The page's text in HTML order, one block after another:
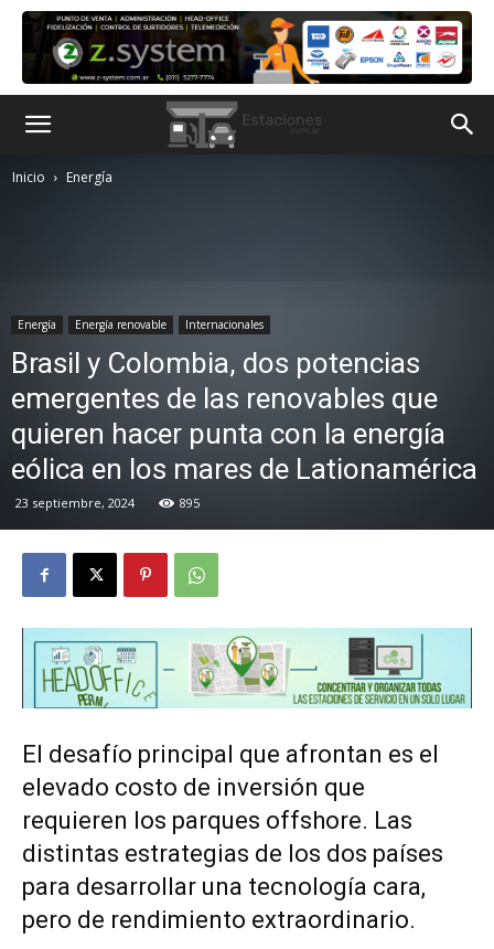
Inicio Energía
Energía Energía renovable Internacionales
Brasil y Colombia, dos potencias
emergentes de las renovables que
quieren hacer punta con la energía
eólica en los mares de Lationamérica
23 septiembre, 2024 895
El desafío principal que afrontan es el
elevado costo de inversión que
requieren los parques offshore. Las
distintas estrategias de los dos países
para desarrollar una tecnología cara,
pero de rendimiento extraordinario.